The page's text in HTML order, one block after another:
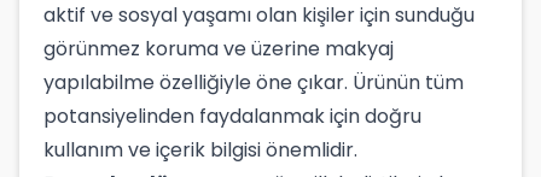
aktif ve sosyal yaşamı olan kişiler için sunduğu
görünmez koruma ve üzerine makyaj
yapılabilme özelliğiyle öne çıkar. Ürünün tüm
potansiyelinden faydalanmak için doğru
kullanım ve içerik bilgisi önemlidir.